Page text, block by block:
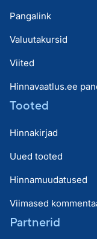
Pangalink
Valuutakursid
Viited
Hinnavaatlus.ee
Tooted
Hinnakirjad
Uued tooted
Hinnamuudatused
Viimased
Partnerid